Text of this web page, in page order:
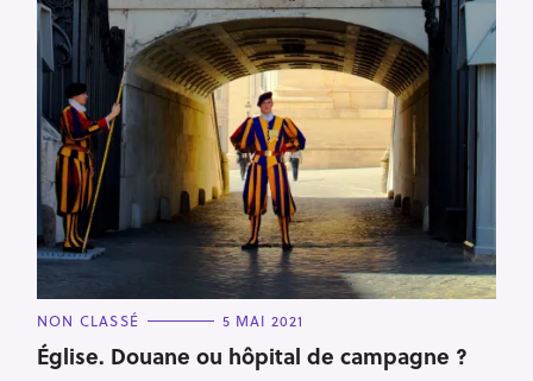
C
T
E
NON CLASSÉ 5 MAI 2021
Église. Douane ou hôpital de campagne ?